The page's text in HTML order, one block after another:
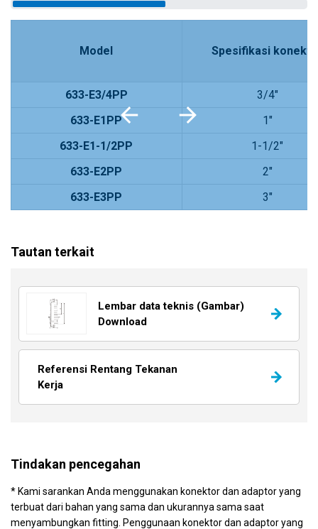
Model Spesifikasi
633-E3/4PP
3/4"
633-E1PP
1"
633-E1-1/2PP
1-1/2"
633-E2PP
2"
633-E3PP
3"
Tautan terkait
Lembar data teknis (Gambar)
Download
Referensi Rentang Tekanan
Kerja
Tindakan pencegahan
* Kami sarankan Anda menggunakan konektor dan adaptor yang
terbuat dari bahan yang sama dan ukurannya sama saat
menyambungkan fitting. Penggunaan konektor dan adaptor yang